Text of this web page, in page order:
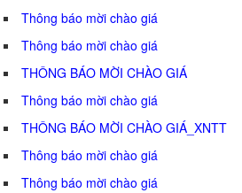
Thông báo mời chào giá
Thông báo mời chào giá
THÔNG BÁO MỜI CHÀO GIÁ
Thông báo mời chào giá
THÔNG BÁO MỜI CHÀO GIÁ_XNTT
Thông báo mời chào giá
Thông báo mời chào giá